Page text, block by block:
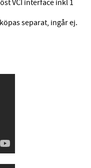
VCI interface inkl 1
separat, ingår ej.